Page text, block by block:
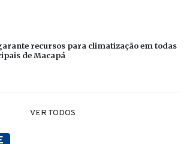
recursos para climatização em todas
de Macapá
VER TODOS